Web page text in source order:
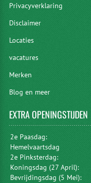
Privacyverklaring
Disclaimer
Locaties
vacatures
Merken
Blog en meer
EXTRAOPENINGSTIJDEN
2e Paasdag:
Hemelvaartsdag
2e Pinksterdag:
Koningsdag (27 April):
Bevrijdingsdag (5 Mei):